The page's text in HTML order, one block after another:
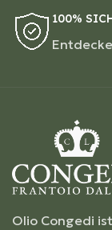
100%
Olio Congedi